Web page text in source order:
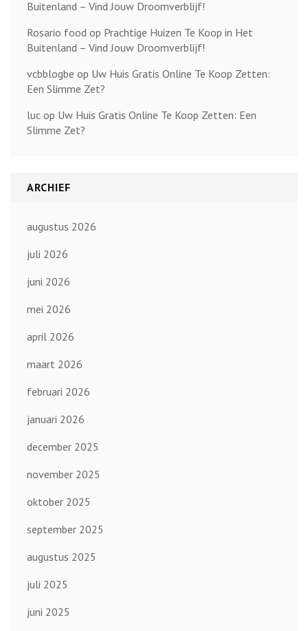
Buitenland – Vind Jouw Droomverblijf!
Rosario food op Prachtige Huizen Te Koop in Het
Buitenland – Vind Jouw Droomverblijf!
vcbblogbe op Uw Huis Gratis Online Te Koop Zetten:
Een Slimme Zet?
luc op Uw Huis Gratis Online Te Koop Zetten: Een
Slimme Zet?
ARCHIEF
augustus 2026
juli 2026
juni 2026
mei 2026
april 2026
maart 2026
februari 2026
januari 2026
december 2025
november 2025
oktober 2025
september 2025
augustus 2025
juli 2025
juni 2025